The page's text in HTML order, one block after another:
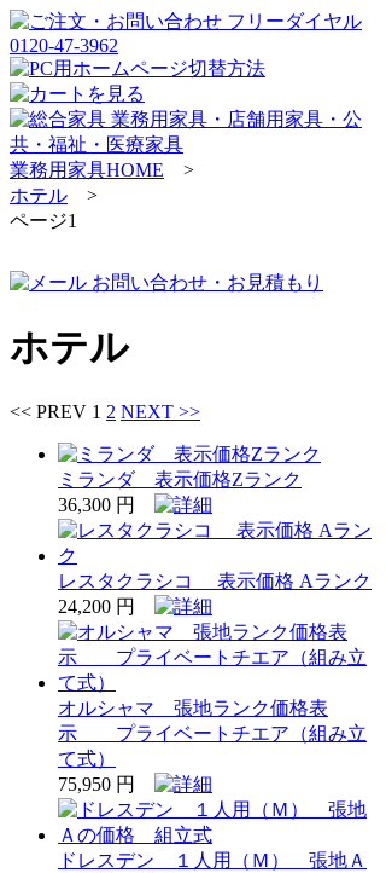
業務用家具HOME >
ホテル >
ページ1
ホテル
<< PREV 1 2 NEXT >>
ミランダ 表示価格Zランク
36,300 円
レスタクラシコ 表示価格 Aランク
24,200 円
オルシャマ 張地ランク価格表
示 プライベートチエア（組み立
て式）
75,950 円
ドレスデン １人用（Ｍ） 張地Ａ